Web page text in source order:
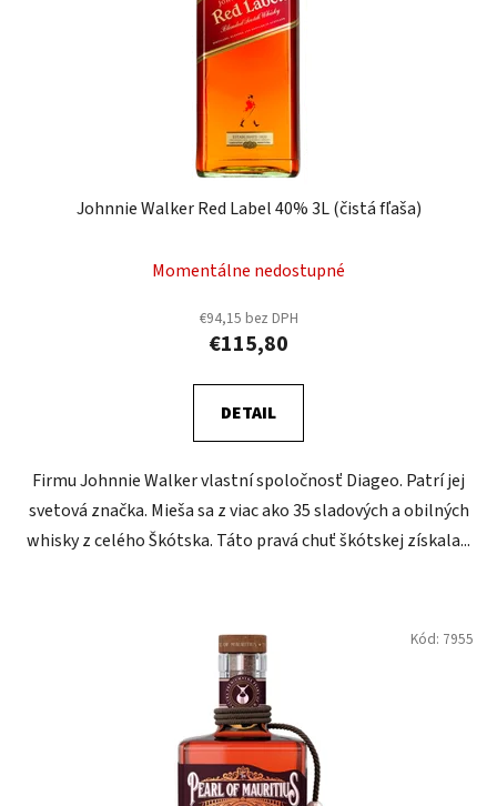
Johnnie Walker Red Label 40% 3L (čistá fľaša)
Momentálne nedostupné
€94,15 bez DPH
€115,80
DETAIL
Firmu Johnnie Walker vlastní spoločnosť Diageo. Patrí jej
svetová značka. Mieša sa z viac ako 35 sladových a obilných
whisky z celého Škótska. Táto pravá chuť škótskej získala...
Kód: 7955